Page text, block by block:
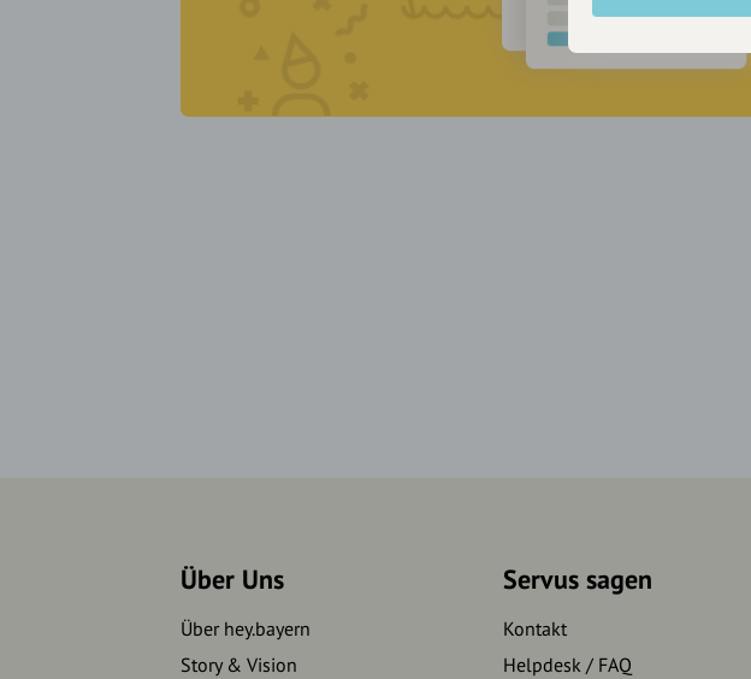
Über Uns
Über hey.bayern
Story & Vision
Servus sagen
Kontakt
Helpdesk / FAQ